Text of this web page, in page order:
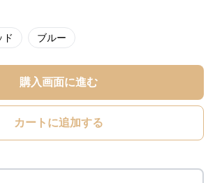
ド ブルー
購入画面に進む
カートに追加する